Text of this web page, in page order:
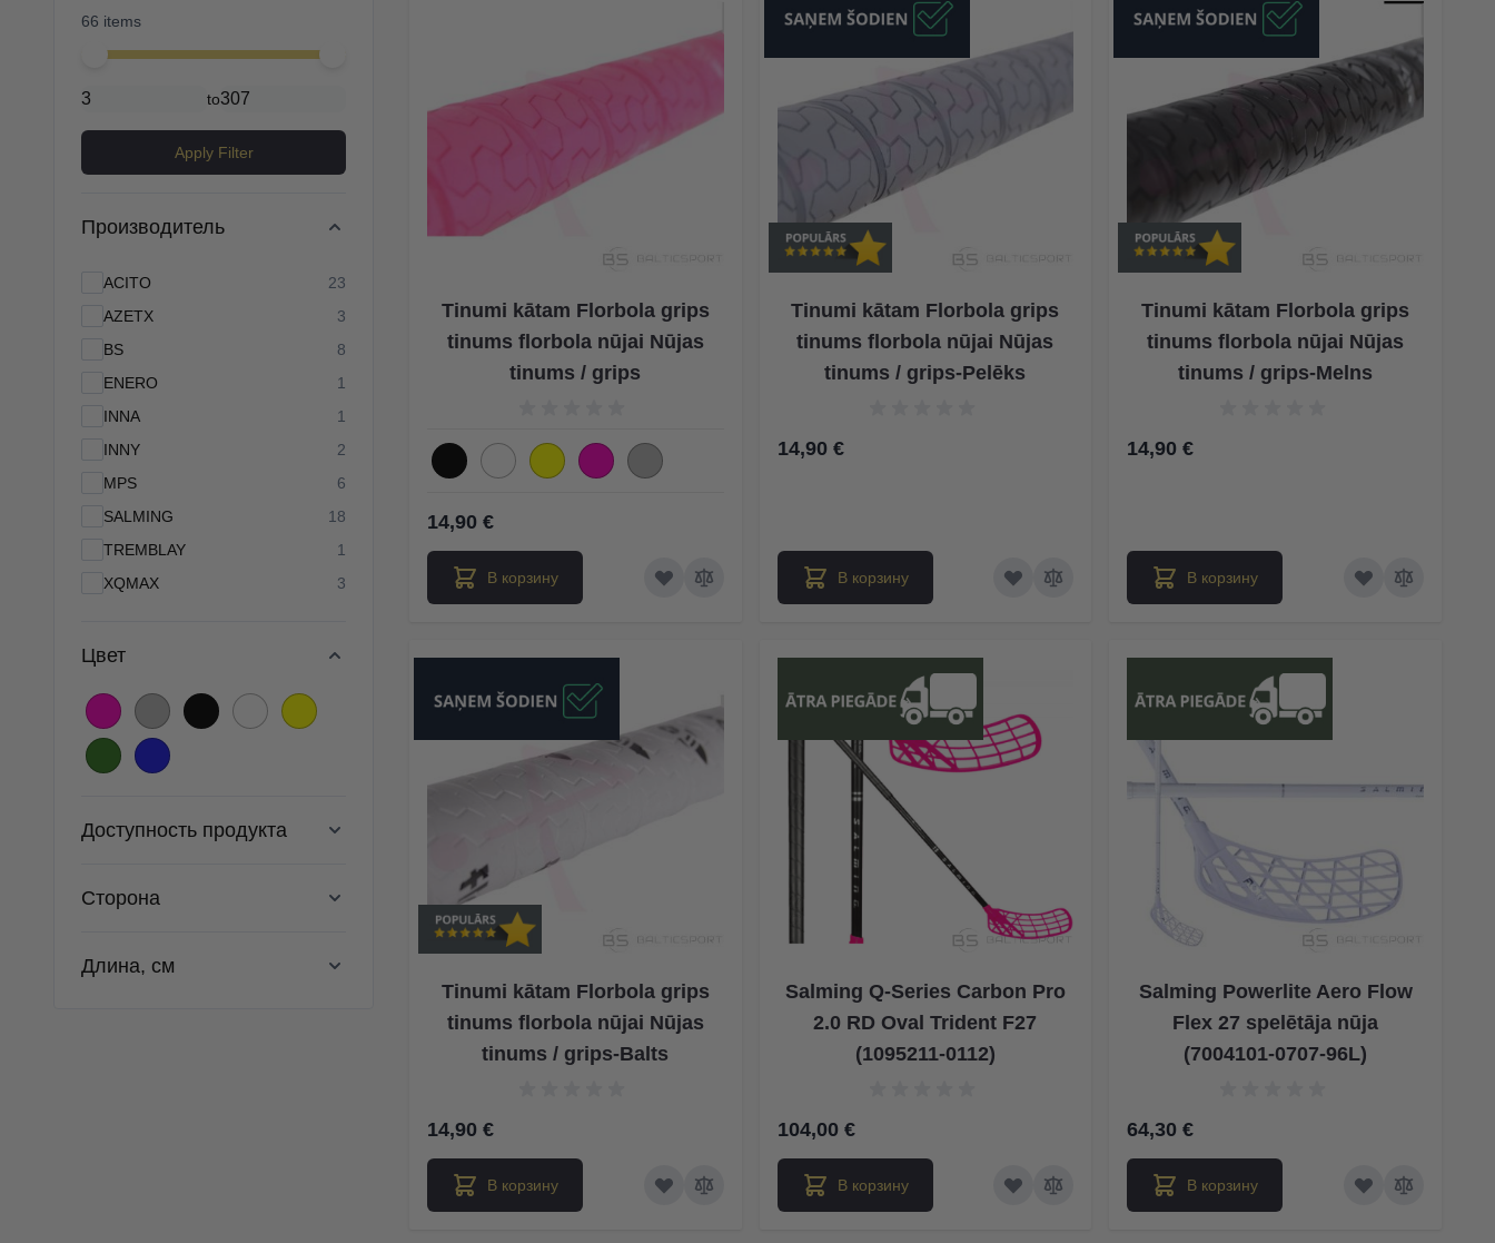
66 items
Minimal price
Maximum price
to
Apply Filter
Производитель
ACITO 23
AZETX
3 products available
BS
8 products available
ENERO
1
INNA
1
INNY
2 products available
MPS
6 products available
SALMING
18 products available
TREMBLAY
1
products available
XQMAX
3 products available
Цвет
Доступность продукта
Сторона
Длина, см
Tinumi kātam Florbola grips
tinums florbola nūjai Nūjas
tinums / grips
14,90 €
В корзину
Tinumi kātam Florbola grips
tinums florbola nūjai Nūjas
tinums / grips-Pelēks
14,90 €
В корзину
Tinumi kātam Florbola grips
tinums florbola nūjai Nūjas
tinums / grips-Melns
14,90 €
В корзину
Tinumi kātam Florbola grips
tinums florbola nūjai Nūjas
tinums / grips-Balts
14,90 €
В корзину
Salming Q-Series Carbon Pro
2.0 RD Oval Trident F27
(1095211-0112)
104,00 €
В корзину
Salming Powerlite Aero Flow
Flex 27 spelētāja nūja
(7004101-0707-96L)
64,30 €
В корзину